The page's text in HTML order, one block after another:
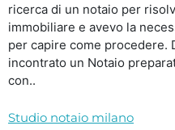
ricerca di un notaio per
immobiliare e avevo la
per capire come procedere.
incontrato un Notaio
con..
Studio notaio milano